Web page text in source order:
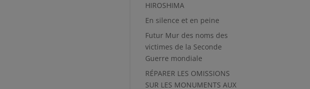
HIROSHIMA
En silence et en peine
Futur Mur des noms des
victimes de la Seconde
Guerre mondiale
RÉPARER LES OMISSIONS
SUR LES MONUMENTS AUX